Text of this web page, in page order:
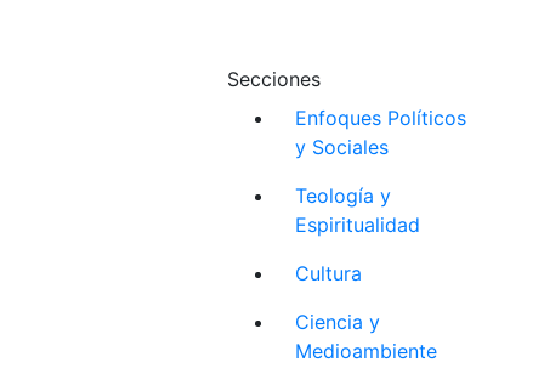
Secciones
Enfoques Políticos
y Sociales
Teología y
Espiritualidad
Cultura
Ciencia y
Medioambiente